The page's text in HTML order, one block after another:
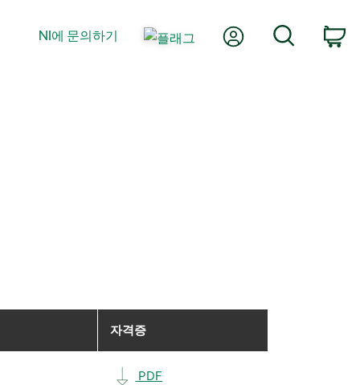
NI에 문의하기 내 계정
자격증
PDF